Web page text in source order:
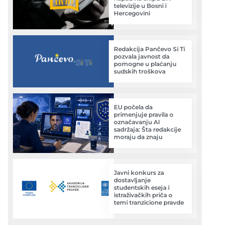
televizije u Bosni i
Hercegovini
Redakcija Pančevo Si Ti
pozvala javnost da
pomogne u plaćanju
sudskih troškova
EU počela da
primenjuje pravila o
označavanju AI
sadržaja: Šta redakcije
moraju da znaju
Javni konkurs za
dostavljanje
studentskih eseja i
istraživačkih priča o
temi tranzicione pravde